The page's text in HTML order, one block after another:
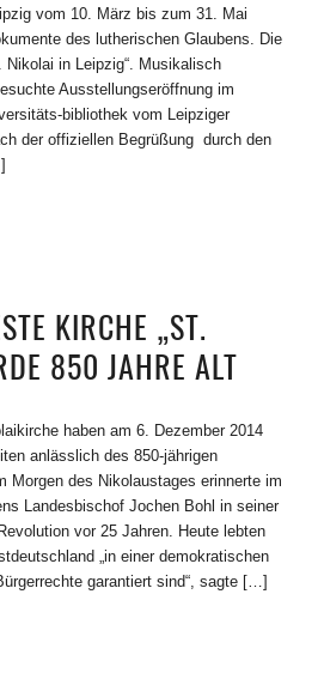
vom 10. März bis zum 31. Mai
des lutherischen Glaubens. Die
in Leipzig“. Musikalisch
Ausstellungseröffnung im
bibliothek vom Leipziger
der offiziellen Begrüßung durch den
KIRCHE „ST.
850 JAHRE ALT
haben am 6. Dezember 2014
anlässlich des 850-jährigen
Morgen des Nikolaustages erinnerte im
Landesbischof Jochen Bohl in seiner
vor 25 Jahren. Heute lebten
„in einer demokratischen
garantiert sind“, sagte […]